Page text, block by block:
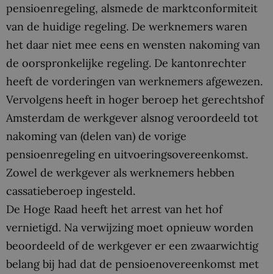
pensioenregeling, alsmede de marktconformiteit
van de huidige regeling. De werknemers waren
het daar niet mee eens en wensten nakoming van
de oorspronkelijke regeling. De kantonrechter
heeft de vorderingen van werknemers afgewezen.
Vervolgens heeft in hoger beroep het gerechtshof
Amsterdam de werkgever alsnog veroordeeld tot
nakoming van (delen van) de vorige
pensioenregeling en uitvoeringsovereenkomst.
Zowel de werkgever als werknemers hebben
cassatieberoep ingesteld.
De Hoge Raad heeft het arrest van het hof
vernietigd. Na verwijzing moet opnieuw worden
beoordeeld of de werkgever er een zwaarwichtig
belang bij had dat de pensioenovereenkomst met